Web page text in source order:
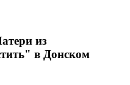
из
в Донском